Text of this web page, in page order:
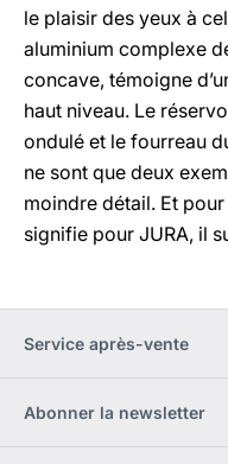
le plaisir des yeux à
aluminium complexe
concave, témoigne
haut niveau. Le
ondulé et le fourreau
ne sont que deux
moindre détail. Et
signifie pour JURA, il
Service après-vente
Abonner la newsletter